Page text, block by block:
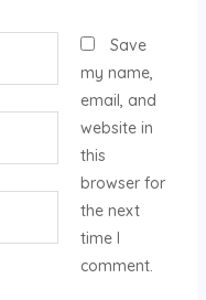
Save
my name,
email, and
website in
this
browser for
the next
time I
comment.